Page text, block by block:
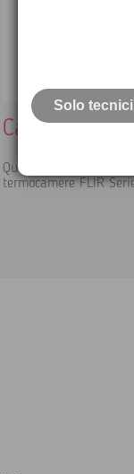
Cavo video
Questo cavo può
termocamere FLIR
Solo tecnici